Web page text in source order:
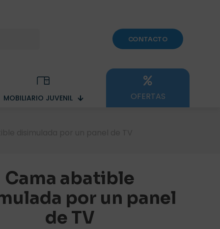
CONTACTO
MOBILIARIO JUVENIL OFERTAS
Cama abatible
por un panel
de TV